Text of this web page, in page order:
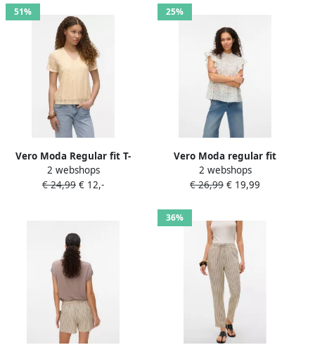
51%
Vero Moda Regular fit T-
shirt met etskanteffect
model 'MAYA'
2 webshops
€ 24,99 € 12,-
25%
Vero Moda regular fit
blousetop van puur katoen
model 'TRINE'
2 webshops
€ 26,99 € 19,99
36%